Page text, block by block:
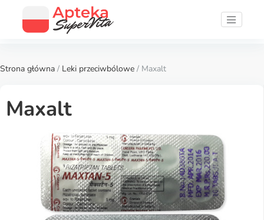
Strona główna / Leki przeciwbólowe / Maxalt
Maxalt